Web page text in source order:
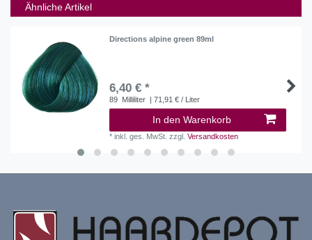
Ähnliche Artikel
Directions alpine green 89ml
6,40 € *
89 Milliliter | 71,91 € / Liter
In den Warenkorb
*inkl. ges. MwSt. zzgl.Versandkosten